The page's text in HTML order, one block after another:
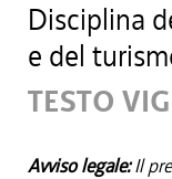
Disciplina
e del
TESTO
Avviso legale:Il